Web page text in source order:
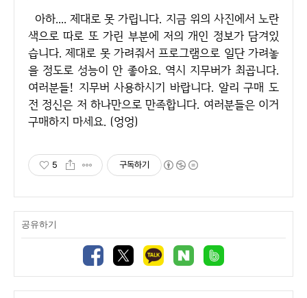
아하.... 제대로 못 가립니다. 지금 위의 사진에서 노란
색으로 따로 또 가린 부분에 저의 개인 정보가 담겨있
습니다. 제대로 못 가려줘서 프로그램으로 일단 가려놓
을 정도로 성능이 안 좋아요. 역시 지무버가 최곱니다.
여러분들! 지무버 사용하시기 바랍니다. 알리 구매 도
전 정신은 저 하나만으로 만족합니다. 여러분들은 이거
구매하지 마세요. (엉엉)
5 구독하기
공유하기